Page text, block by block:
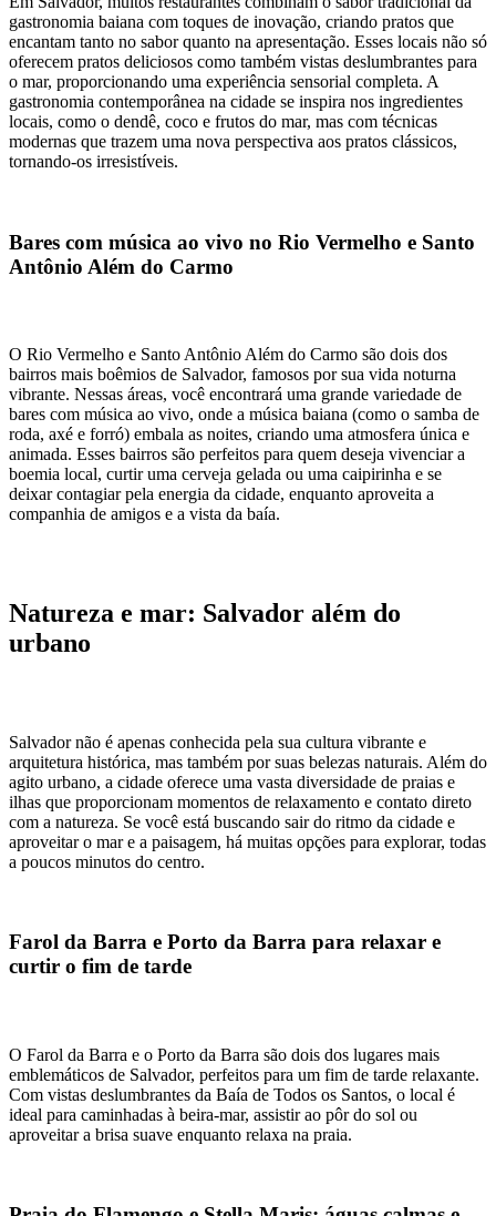
gastronomia baiana com toques de inovação, criando pratos que
encantam tanto no sabor quanto na apresentação. Esses locais não só
oferecem pratos deliciosos como também vistas deslumbrantes para
o mar, proporcionando uma experiência sensorial completa. A
gastronomia contemporânea na cidade se inspira nos ingredientes
locais, como o dendê, coco e frutos do mar, mas com técnicas
modernas que trazem uma nova perspectiva aos pratos clássicos,
tornando-os irresistíveis.
Bares com música ao vivo no Rio Vermelho e Santo
Antônio Além do Carmo
O Rio Vermelho e Santo Antônio Além do Carmo são dois dos
bairros mais boêmios de Salvador, famosos por sua vida noturna
vibrante. Nessas áreas, você encontrará uma grande variedade de
bares com música ao vivo, onde a música baiana (como o samba de
roda, axé e forró) embala as noites, criando uma atmosfera única e
animada. Esses bairros são perfeitos para quem deseja vivenciar a
boemia local, curtir uma cerveja gelada ou uma caipirinha e se
deixar contagiar pela energia da cidade, enquanto aproveita a
companhia de amigos e a vista da baía.
Natureza e mar: Salvador além do
urbano
Salvador não é apenas conhecida pela sua cultura vibrante e
arquitetura histórica, mas também por suas belezas naturais. Além do
agito urbano, a cidade oferece uma vasta diversidade de praias e
ilhas que proporcionam momentos de relaxamento e contato direto
com a natureza. Se você está buscando sair do ritmo da cidade e
aproveitar o mar e a paisagem, há muitas opções para explorar, todas
a poucos minutos do centro.
Farol da Barra e Porto da Barra para relaxar e
curtir o fim de tarde
O Farol da Barra e o Porto da Barra são dois dos lugares mais
emblemáticos de Salvador, perfeitos para um fim de tarde relaxante.
Com vistas deslumbrantes da Baía de Todos os Santos, o local é
ideal para caminhadas à beira-mar, assistir ao pôr do sol ou
aproveitar a brisa suave enquanto relaxa na praia.